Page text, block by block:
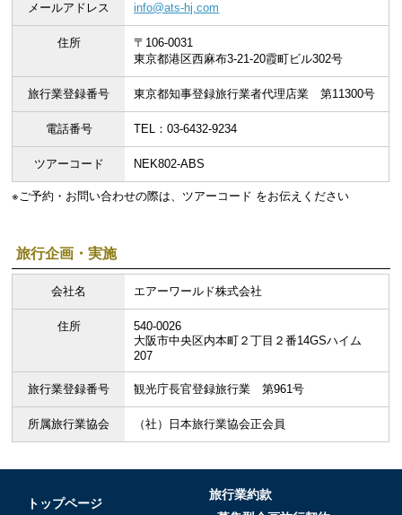
メールアドレス info@ats-hj.com
住所
〒106-0031
東京都港区西麻布3-21-20霞町ビル302号
旅行業登録番号 東京都知事登録旅行業者代理店業 第11300号
電話番号 TEL：03-6432-9234
ツアーコード NEK802-ABS
※ご予約・お問い合わせの際は、ツアーコード をお伝えください
旅行企画・実施
会社名 エアーワールド株式会社
住所
540-0026
大阪市中央区内本町２丁目２番14GSハイム
207
旅行業登録番号 観光庁長官登録旅行業 第961号
所属旅行業協会 （社）日本旅行業協会正会員
トップページ
旅行業約款